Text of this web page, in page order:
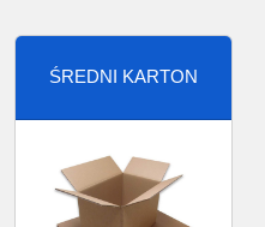
ŚREDNI KARTON